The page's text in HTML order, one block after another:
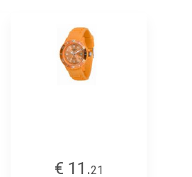
€ 11.21